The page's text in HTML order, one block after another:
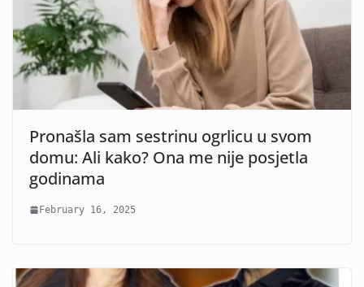
Pronašla sam sestrinu ogrlicu u svom
domu: Ali kako? Ona me nije posjetla
godinama
February 16, 2025